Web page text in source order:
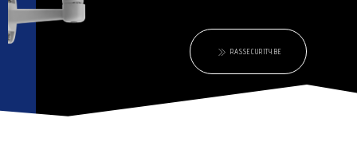
RASSECURITY.BE